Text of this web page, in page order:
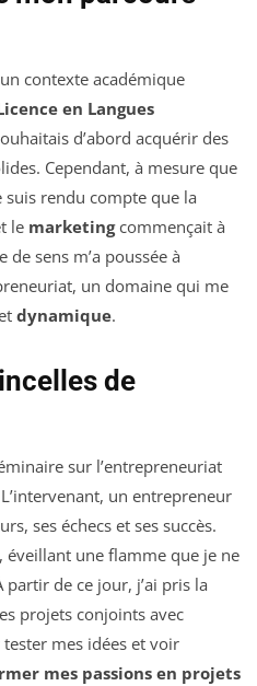
contexte académique
en Langues
d’abord acquérir des
Cependant, à mesure que
suis rendu compte que la
le marketingcommençait à
sens m’a poussée à
un domaine qui me
dynamique.
de
sur l’entrepreneuriat
un entrepreneur
ses échecs et ses succès.
éveillant une flamme que je ne
partir de ce jour, j’ai pris la
projets conjoints avec
mes idées et voir
mes passions en projets